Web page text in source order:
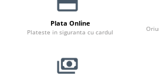
Plata Online
Plateste in siguranta cu cardul